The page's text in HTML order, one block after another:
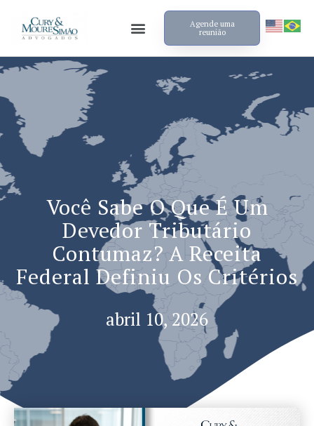
Agende uma
reunião
Você Sabe O Que É Um
Devedor Tributário
Contumaz? A Receita
Federal Definiu Os Critérios
abril 10, 2026